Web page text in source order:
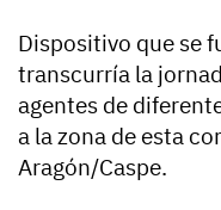
Dispositivo que se
transcurría la
agentes de
a la zona de esta
Aragón/Caspe.